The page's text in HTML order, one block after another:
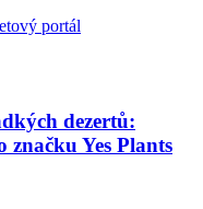
dezertů:
Yes Plants